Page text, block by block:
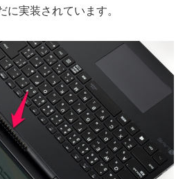
に実装されています。